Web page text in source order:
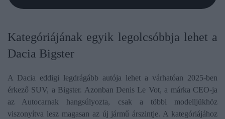
Kategóriájának egyik legolcsóbbja lehet a
Dacia Bigster
A Dacia eddigi legdrágább autója lehet a várhatóan 2025-ben
érkező SUV, a Bigster. Azonban Denis Le Vot, a márka CEO-ja
az Autocarnak hangsúlyozta, csak a többi modelljükhöz
viszonyítva lesz magasan az új jármű árszintje. A kategóriájához